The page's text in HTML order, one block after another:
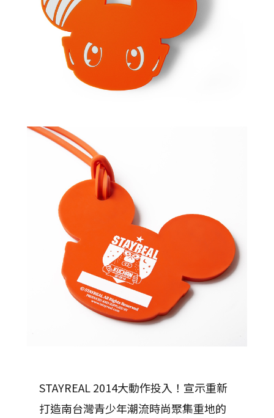
STAYREAL 2014大動作投入！宣示重新
打造南台灣青少年潮流時尚聚集重地的